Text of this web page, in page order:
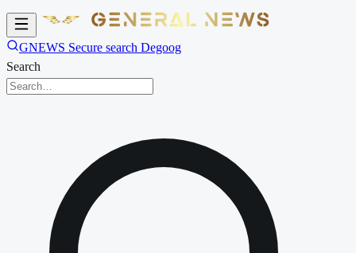
GNEWS Secure search Degoog
Search